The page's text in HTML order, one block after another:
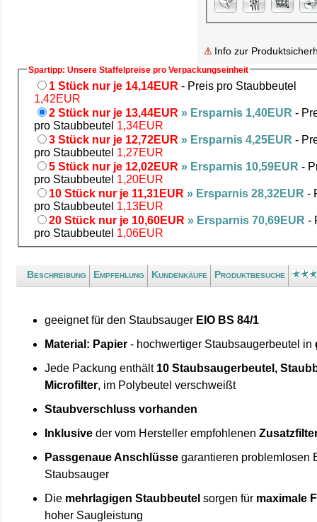
Info zur
Spartipp: Unsere Staffelpreise pro Verpackungseinheit
1 Stück nur je 14,14EUR - Preis pro Staubbeutel
1,42EUR
2 Stück nur je 13,44EUR » Ersparnis 1,40EUR -
pro Staubbeutel 1,34EUR
3 Stück nur je 12,72EUR » Ersparnis 4,25EUR -
pro Staubbeutel 1,27EUR
5 Stück nur je 12,02EUR » Ersparnis 10,59EUR -
pro Staubbeutel 1,20EUR
10 Stück nur je 11,31EUR » Ersparnis 28,32EUR -
pro Staubbeutel 1,13EUR
20 Stück nur je 10,60EUR » Ersparnis 70,69EUR -
pro Staubbeutel 1,06EUR
Beschreibung Empfehlung Kundenkäufe Produktbesuche
geeignet für den Staubsauger EIO BS 84/1
Material: Papier - hochwertiger Staubsaugerbeutel in
Jede Packung enthält 10 Staubsaugerbeutel,
Microfilter, im Polybeutel verschweißt
Staubverschluss vorhanden
Inklusive der vom Hersteller empfohlenen
Passgenaue Anschlüsse garantieren problemlosen
Staubsauger
Die mehrlagigen Staubbeutel sorgen für maximale
hoher Saugleistung